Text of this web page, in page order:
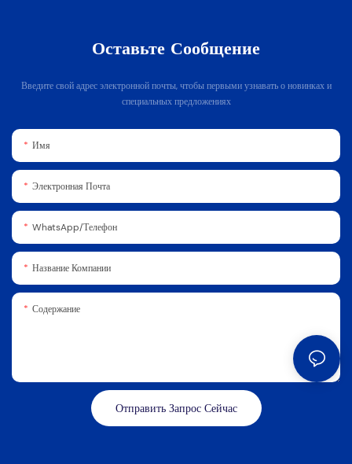
Оставьте Сообщение
Введите свой адрес электронной почты, чтобы первыми узнавать о новинках и
специальных предложениях
Имя
Электронная Почта
WhatsApp/телефон
Название Компании
Содержание
Отправить Запрос Сейчас